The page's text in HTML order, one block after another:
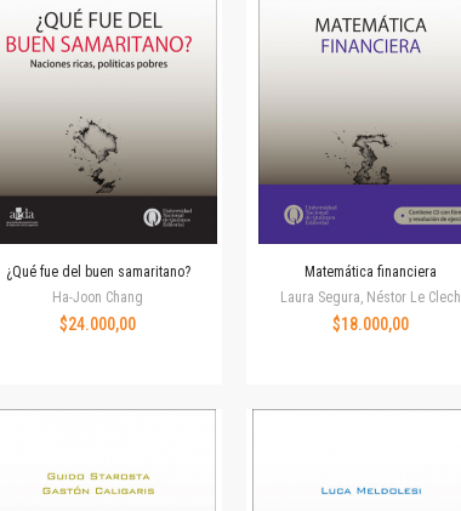
Revista de Ciencias Sociales. Segunda época
Fondo editorial
Biomedicina
Jornadas académicas
La ideología argentina
Libros de arte
Otros títulos
Intersecciones
Colecciones
¿Qué fue del buen samaritano?
Ha-Joon Chang
$24.000,00
Matemática financiera
Laura Segura, Néstor Le Clech
$18.000,00